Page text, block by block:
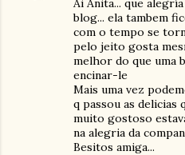
Ai Anita... que
blog... ela tambem
com o tempo se
pelo jeito gosta
melhor do que uma
encinar-le
Mais uma vez
q passou as delicias
muito gostoso
na alegria da
Besitos amiga...